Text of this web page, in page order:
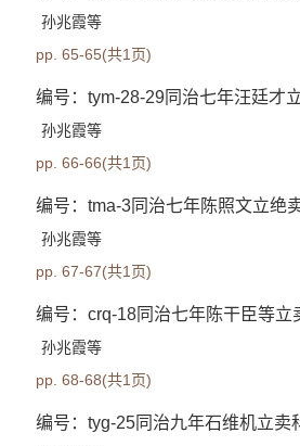
孙兆霞等
pp. 65-65(共1页)
孙兆霞等
pp. 66-66(共1页)
编号：tma-3同治七年陈照文立绝
孙兆霞等
pp. 67-67(共1页)
编号：crq-18同治七年陈干臣等立
孙兆霞等
pp. 68-68(共1页)
编号：tyg-25同治九年石维机立卖